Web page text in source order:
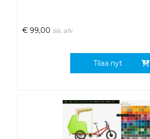
€ 99,00 sis. alv
Tilaa nyt